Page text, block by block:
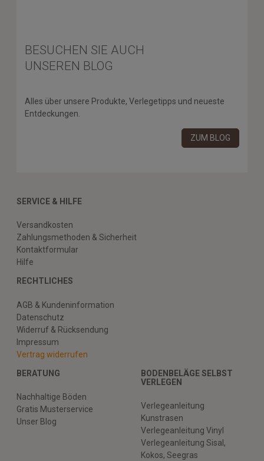
BESUCHEN SIE AUCH
UNSEREN BLOG
Alles über unsere Produkte, Verlegetipps und neueste
Entdeckungen.
ZUM BLOG
SERVICE & HILFE
Versandkosten
Zahlungsmethoden & Sicherheit
Kontaktformular
Hilfe
RECHTLICHES
AGB & Kundeninformation
Datenschutz
Widerruf & Rücksendung
Impressum
Vertrag widerrufen
BERATUNG
Nachhaltige Böden
Gratis Musterservice
Unser Blog
BODENBELÄGE SELBST
VERLEGEN
Verlegeanleitung
Kunstrasen
Verlegeanleitung Vinyl
Verlegeanleitung Sisal,
Kokos, Seegras